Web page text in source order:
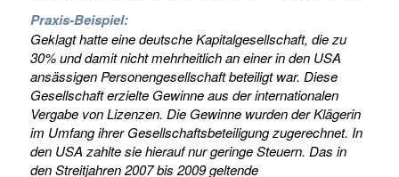
Praxis-Beispiel:
Geklagt hatte eine deutsche Kapitalgesellschaft, die zu
30% und damit nicht mehrheitlich an einer in den USA
ansässigen Personengesellschaft beteiligt war. Diese
Gesellschaft erzielte Gewinne aus der internationalen
Vergabe von Lizenzen. Die Gewinne wurden der Klägerin
im Umfang ihrer Gesellschaftsbeteiligung zugerechnet. In
den USA zahlte sie hierauf nur geringe Steuern. Das in
den Streitjahren 2007 bis 2009 geltende